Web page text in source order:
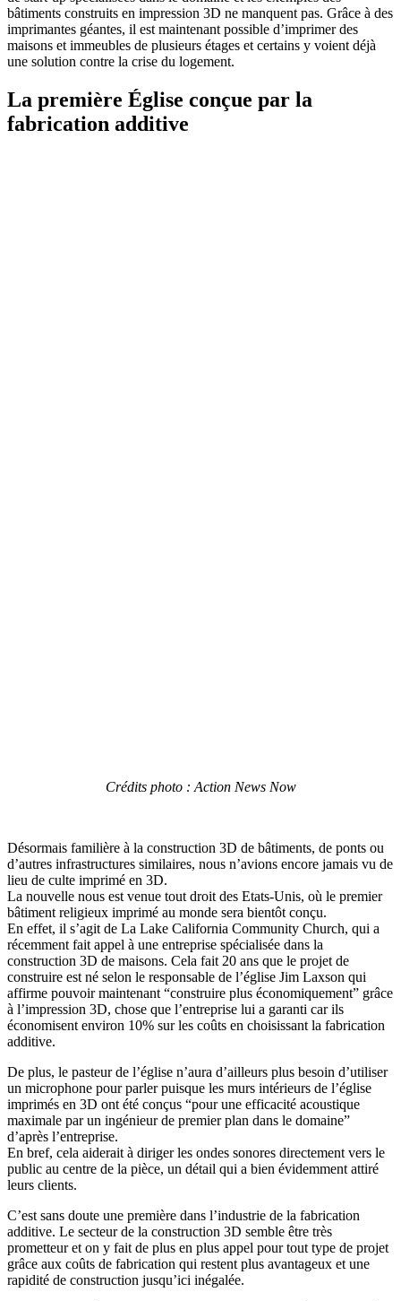
bâtiments construits en impression 3D ne manquent pas. Grâce à des
imprimantes géantes, il est maintenant possible d’imprimer des
maisons et immeubles de plusieurs étages et certains y voient déjà
une solution contre la crise du logement.
La première Église conçue par la
fabrication additive
Crédits photo : Action News Now
Désormais familière à la construction 3D de bâtiments, de ponts ou
d’autres infrastructures similaires, nous n’avions encore jamais vu de
lieu de culte imprimé en 3D.
La nouvelle nous est venue tout droit des Etats-Unis, où le premier
bâtiment religieux imprimé au monde sera bientôt conçu.
En effet, il s’agit de La Lake California Community Church, qui a
récemment fait appel à une entreprise spécialisée dans la
construction 3D de maisons. Cela fait 20 ans que le projet de
construire est né selon le responsable de l’église Jim Laxson qui
affirme pouvoir maintenant “construire plus économiquement” grâce
à l’impression 3D, chose que l’entreprise lui a garanti car ils
économisent environ 10% sur les coûts en choisissant la fabrication
additive.
De plus, le pasteur de l’église n’aura d’ailleurs plus besoin d’utiliser
un microphone pour parler puisque les murs intérieurs de l’église
imprimés en 3D ont été conçus “pour une efficacité acoustique
maximale par un ingénieur de premier plan dans le domaine”
d’après l’entreprise.
En bref, cela aiderait à diriger les ondes sonores directement vers le
public au centre de la pièce, un détail qui a bien évidemment attiré
leurs clients.
C’est sans doute une première dans l’industrie de la fabrication
additive. Le secteur de la construction 3D semble être très
prometteur et on y fait de plus en plus appel pour tout type de projet
grâce aux coûts de fabrication qui restent plus avantageux et une
rapidité de construction jusqu’ici inégalée.